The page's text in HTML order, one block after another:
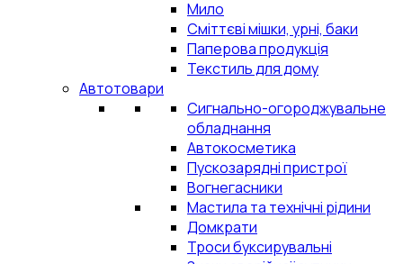
Мило
Сміттєві мішки, урні, баки
Паперова продукція
Текстиль для дому
Автотовари
Сигнально-огороджувальне
обладнання
Автокосметика
Пускозарядні пристрої
Вогнегасники
Мастила та технічні рідини
Домкрати
Троси буксирувальні